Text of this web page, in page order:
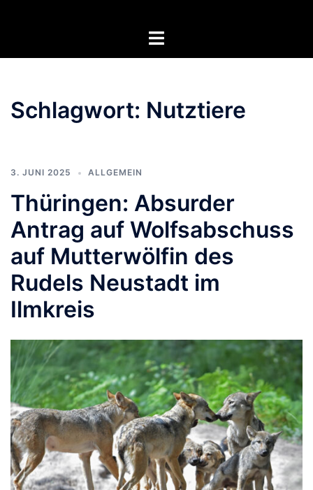
Menü
Schlagwort: Nutztiere
3. JUNI 2025 ALLGEMEIN
Thüringen: Absurder
Antrag auf Wolfsabschuss
auf Mutterwölfin des
Rudels Neustadt im
Ilmkreis